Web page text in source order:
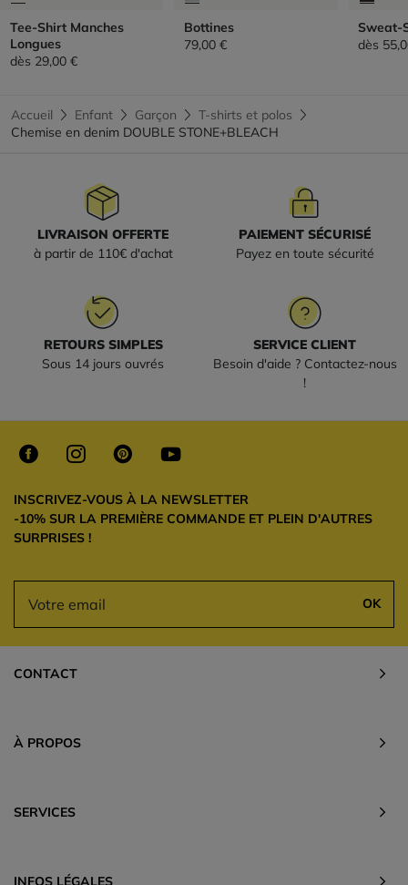
Tee-Shirt Manches
Longues
dès 29,00 €
Bottines
79,00 €
Sweat-
dès
Accueil Enfant Garçon
T-shirts et polos
Chemise en denim DOUBLE STONE+BLEACH
LIVRAISON OFFERTE
à partir de 110€ d'achat
PAIEMENT SÉCURISÉ
Payez en toute sécurité
RETOURS SIMPLES
Sous 14 jours ouvrés
SERVICE CLIENT
Besoin d'aide ? Contactez-nous
!
INSCRIVEZ-VOUS À LA NEWSLETTER
-10% SUR LA PREMIÈRE COMMANDE ET PLEIN D'AUTRES
SURPRISES !
OK
CONTACT
À PROPOS
SERVICES
INFOS LÉGALES